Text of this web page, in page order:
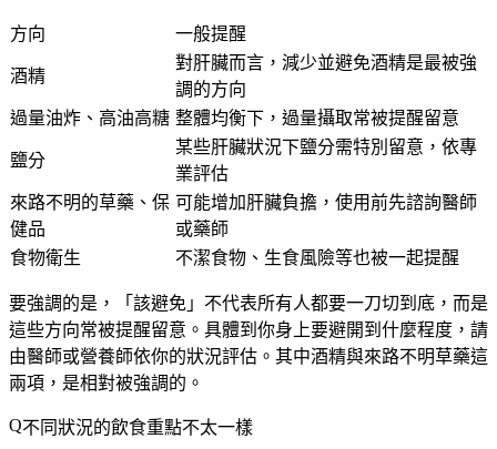
方向 一般提醒
酒精
對肝臟而言，減少並避免酒精是最被強
調的方向
過量油炸、高油高糖 整體均衡下，過量攝取常被提醒留意
鹽分
某些肝臟狀況下鹽分需特別留意，依專
業評估
來路不明的草藥、保
健品
可能增加肝臟負擔，使用前先諮詢醫師
或藥師
食物衛生
不潔食物、生食風險等也被一起提醒
要強調的是，「該避免」不代表所有人都要一刀切到底，而是
這些方向常被提醒留意。具體到你身上要避開到什麼程度，請
由醫師或營養師依你的狀況評估。其中酒精與來路不明草藥這
兩項，是相對被強調的。
不同狀況的飲食重點不太一樣